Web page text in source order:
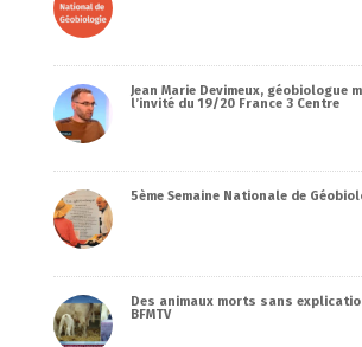
Jean Marie Devimeux, géobiologue
l’invité du 19/20 France 3 Centre
5ème Semaine Nationale de
Des animaux morts sans
BFMTV